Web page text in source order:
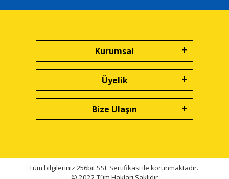
Kurumsal
Üyelik
Bize Ulaşın
Tüm bilgileriniz 256bit SSL Sertifikası ile korunmaktadır.